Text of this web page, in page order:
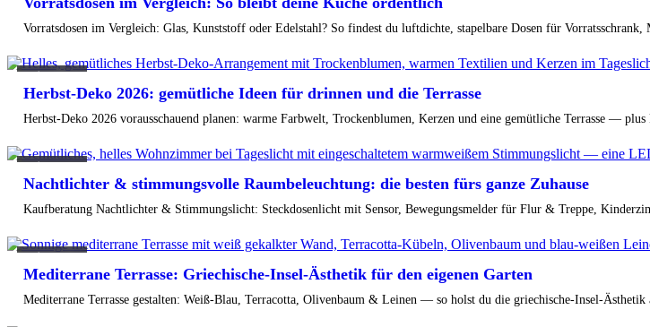
Vorratsdosen im Vergleich: Glas, Kunststoff oder Edelstahl? So findest du luftdichte, stapelbare Dosen für
Lifestyle
Herbst-Deko 2026: gemütliche Ideen für drinnen und die Terrasse
Herbst-Deko 2026 vorausschauend planen: warme Farbwelt, Trockenblumen, Kerzen und eine gemütliche Terrasse —
Lifestyle
Nachtlichter & stimmungsvolle Raumbeleuchtung: die besten fürs ganze Zuhause
Kaufberatung Nachtlichter & Stimmungslicht: Steckdosenlicht mit Sensor, Bewegungsmelder für Flur & Treppe,
Lifestyle
Mediterrane Terrasse: Griechische-Insel-Ästhetik für den eigenen Garten
Mediterrane Terrasse gestalten: Weiß-Blau, Terracotta, Olivenbaum & Leinen — so holst du die griechische-Insel-Ästhetik